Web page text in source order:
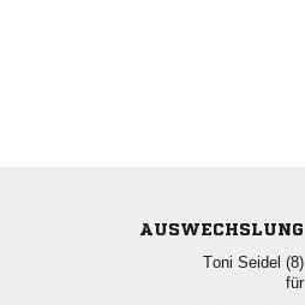
AUSWECHSLUNG
  
für